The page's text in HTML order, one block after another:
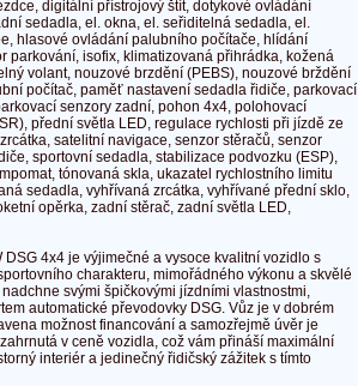
digitální přístrojový štít, dotykové ovládání
sedadla, el. okna, el. seřiditelná sedadla, el.
hlasové ovládání palubního počítače, hlídání
parkování, isofix, klimatizovaná přihrádka, kožená
volant, nouzové brzdění (PEBS), nouzové brždění
počítač, paměť nastavení sedadla řidiče, parkovací
senzory zadní, pohon 4x4, polohovací
přední světla LED, regulace rychlosti při jízdě ze
satelitní navigace, senzor stěračů, senzor
sportovní sedadla, stabilizace podvozku (ESP),
tónovaná skla, ukazatel rychlostního limitu
sedadla, vyhřívaná zrcátka, vyhřívané přední sklo,
opěrka, zadní stěrač, zadní světla LED,
4x4 je výjimečné a vysoce kvalitní vozidlo s
charakteru, mimořádného výkonu a skvělé
svými špičkovými jízdními vlastnostmi,
automatické převodovky DSG. Vůz je v dobrém
možnost financování a samozřejmě úvěr je
v ceně vozidla, což vám přináší maximální
interiér a jedinečný řidičský zážitek s tímto